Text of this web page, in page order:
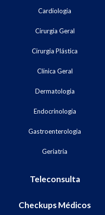
Cardiologia
Cirurgia Geral
Cirurgia Plástica
Clínica Geral
Dermatologia
Endocrinologia
Gastroenterologia
Geriatria
Teleconsulta
Checkups Médicos